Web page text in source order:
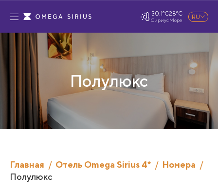
30.1°C
Сириус
28°C
Море RU
Полулюкс
Главная Отель Omega Sirius 4*
Номера
Полулюкс